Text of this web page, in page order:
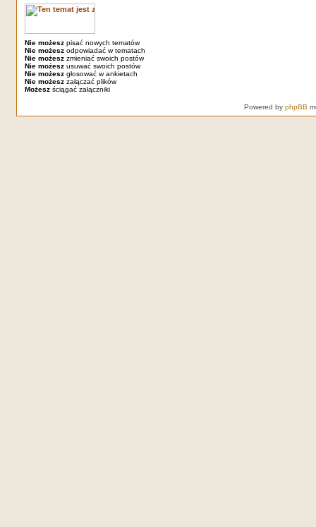
Nie możeszpisać nowych tematów
Nie możeszodpowiadać w tematach
Nie możeszzmieniać swoich postów
Nie możeszusuwać swoich postów
Nie możeszgłosować w ankietach
Nie możeszzałączać plików
Możeszściągać załączniki
Powered by phpBB